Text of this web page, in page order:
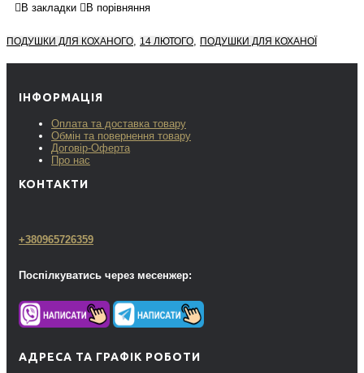
В закладки В порівняння
ПОДУШКИ ДЛЯ КОХАНОГО, 14 ЛЮТОГО, ПОДУШКИ ДЛЯ КОХАНОЇ
ІНФОРМАЦІЯ
Оплата та доставка товару
Обмін та повернення товару
Договір-Оферта
Про нас
КОНТАКТИ
+380965726359
Поспілкуватись через месенжер:
АДРЕСА ТА ГРАФІК РОБОТИ